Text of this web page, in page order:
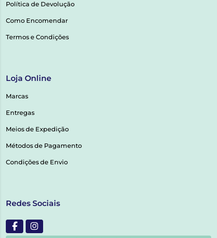
Política de Devolução
Como Encomendar
Termos e Condições
Loja Online
Marcas
Entregas
Meios de Expedição
Métodos de Pagamento
Condições de Envio
Redes Sociais